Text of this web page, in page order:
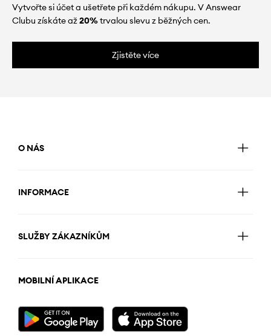
Vytvořte si účet a ušetřete při každém nákupu. V Answear
Clubu získáte až20%trvalou slevu z běžných cen.
Zjistěte více
O NÁS
INFORMACE
SLUŽBY ZÁKAZNÍKŮM
MOBILNÍ APLIKACE